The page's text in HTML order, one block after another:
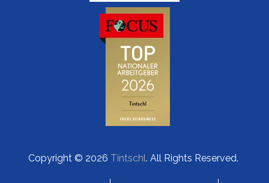
Copyright © 2026 Tintschl. All Rights Reserved.